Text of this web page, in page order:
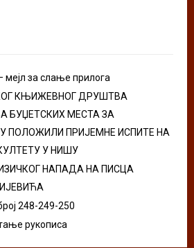
за слање прилога
КЊИЖЕВНОГ ДРУШТВА
МЕСТА ЗА
ПОЛОЖИЛИ ПРИЈЕМНЕ ИСПИТЕ НА
У НИШУ
НАПАДА НА ПИСЦА
248-249-250
рукописа